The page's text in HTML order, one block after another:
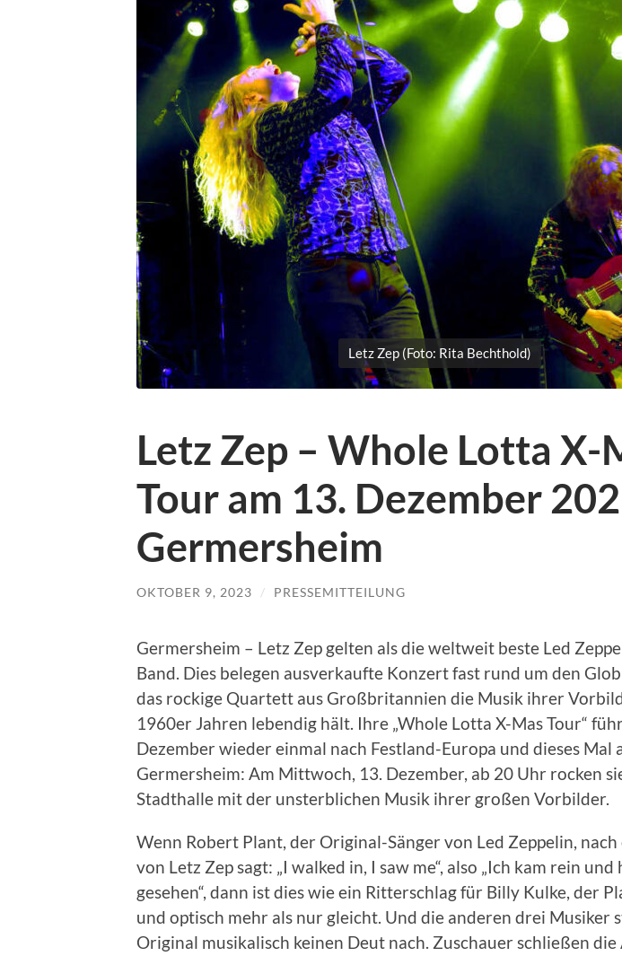
Letz Zep (Foto: Rita Bechthold)
Letz Zep – Whole Lotta X-
Tour am 13. Dezember
Germersheim
OKTOBER 9, 2023 / PRESSEMITTEILUNG
Germersheim – Letz Zep gelten als die weltweit beste Led
Band. Dies belegen ausverkaufte Konzert fast rund um den
das rockige Quartett aus Großbritannien die Musik ihrer
1960er Jahren lebendig hält. Ihre „Whole Lotta X-Mas Tour“
Dezember wieder einmal nach Festland-Europa und dieses Mal
Germersheim: Am Mittwoch, 13. Dezember, ab 20 Uhr rocken
Stadthalle mit der unsterblichen Musik ihrer großen Vorbilder.
Wenn Robert Plant, der Original-Sänger von Led Zeppelin,
von Letz Zep sagt: „I walked in, I saw me“, also „Ich kam rein und
gesehen“, dann ist dies wie ein Ritterschlag für Billy Kulke, der
und optisch mehr als nur gleicht. Und die anderen drei Musiker
Original musikalisch keinen Deut nach. Zuschauer schließen die